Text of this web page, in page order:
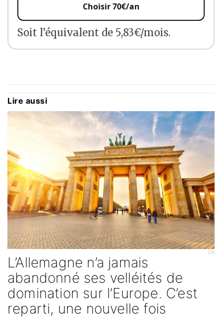
Choisir 70€/an
Soit l’équivalent de 5,83€/mois.
Lire aussi
DR
L’Allemagne n’a jamais
abandonné ses velléités de
domination sur l’Europe. C’est
reparti, une nouvelle fois